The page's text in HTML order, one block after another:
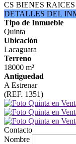
CS BIENES RAICES
DETALLES DEL
Tipo de Inmueble
Quinta
Ubicación
Lacaguara
Terreno
18000 m²
Antiguedad
A Estrenar
(REF. 1351)
Contacto
Nombre